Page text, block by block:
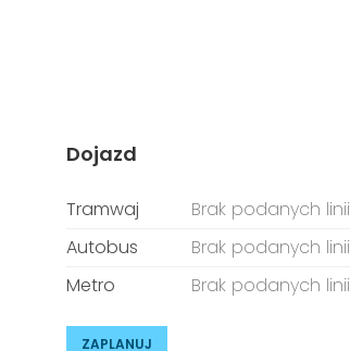
Dojazd
Tramwaj
Brak podanych linii
Autobus
Brak podanych linii
Metro
Brak podanych linii
ZAPLANUJ